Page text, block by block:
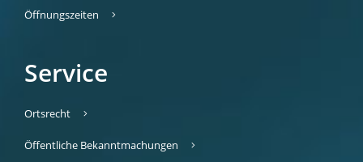
Öffnungszeiten
Service
Ortsrecht
Öffentliche Bekanntmachungen